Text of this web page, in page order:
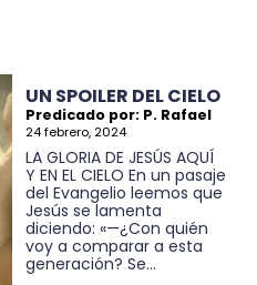
UN SPOILER DEL CIELO
Predicado por: P. Rafael
24 febrero, 2024
LA GLORIA DE JESÚS AQUÍ
Y EN EL CIELO En un pasaje
del Evangelio leemos que
Jesús se lamenta
diciendo: «—¿Con quién
voy a comparar a esta
generación? Se...